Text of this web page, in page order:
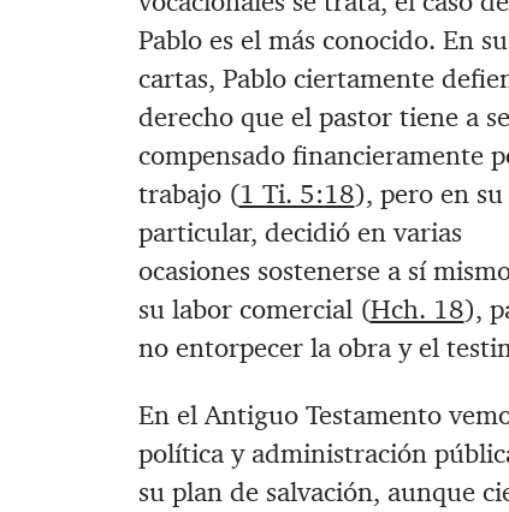
Pablo es el más conocido. En
cartas, Pablo ciertamente
derecho que el pastor tiene a
compensado financieramente
trabajo (1 Ti. 5:18), pero en su
particular, decidió en varias
ocasiones sostenerse a sí
su labor comercial (Hch. 18),
no entorpecer la obra y el
En el Antiguo Testamento
política y administración
su plan de salvación, aunque